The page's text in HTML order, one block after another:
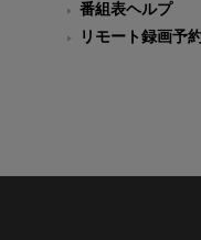
番組表ヘルプ
リモート録画予